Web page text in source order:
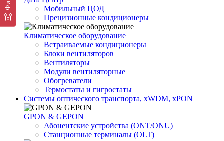
Мобильный ЦОД
Прецизионные кондиционеры
Климатичeское оборудование
Встраиваемые кондиционеры
Блоки вентиляторов
Вентиляторы
Модули вентиляторные
Обогреватели
Термостаты и гигростаты
Системы оптического транспорта, xWDM, xPON
GPON & GEPON
Абонентские устройства (ONT/ONU)
Станционные терминалы (OLT)